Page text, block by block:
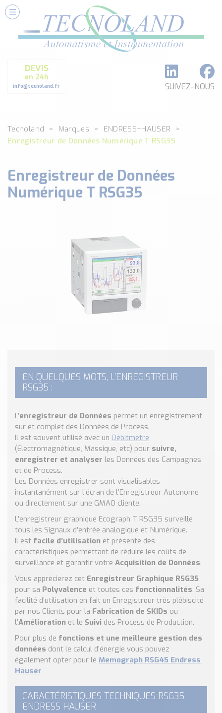
DEVIS
en 24h
info@tecnoland.fr SUIVEZ-NOUS
Nos Services
Conseils et Fourniture
Formation et Assistance
Architecture I-O Link multi fabricants
Classé par catégorie
DEBIT
ANALYSE PHYSICO-CHIMIQUE
SECURITE MACHINE
ENREGISTREUR + ACQUISITION DE DONNEES
ENDRESS+HAUSER
Voir toutes les marques …
Convertisseur de pression
Formulaire Débitmètre
Calculateur maintien en température
Calculateur Chauffage/Liquide/Gaz
Blog
Nos Réalisations
Conseils et Actualités
Catalogue des essentiels pour les brasseries et micro-
brasseries
Contact & Devis
Devis, Tarifs, Renseignements techniques
Tecnoland Marques
ENDRESS+HAUSER
Enregistreur de Données Numérique T RSG35
Enregistreur de Données
Numérique T RSG35
EN QUELQUES MOTS, L’ENREGISTREUR
RSG35 :
L’enregistreur de Données permet un enregistrement
sur et complet des Données de Process.
Il est souvent utilisé avec un Débitmètre
(Électromagnétique, Massique, etc) pour suivre,
enregistrer et analyser les Données des Campagnes
et de Process.
Les Données enregistrer sont visualisables
instantanément sur l’écran de l’Enregistreur Autonome
ou directement sur une GMAO cliente.
L’enregistreur graphique Ecograph T RSG35 surveille
tous les Signaux d’entrée analogique et Numérique.
Il est facile d’utilisation et présente des
caractéristiques permettant de réduire les coûts de
surveillance et garantir votre Acquisition de Données.
Vous apprécierez cet Enregistreur Graphique RSG35
pour sa Polyvalence et toutes ces fonctionnalités. Sa
facilité d’utilisation en fait un Enregistreur très plébiscité
par nos Clients pour la Fabrication de SKIDs ou
l’Amélioration et le Suivi des Process de Production.
Pour plus de fonctions et une meilleure gestion des
données dont le calcul d’énergie vous pouvez
également opter pour le Memograph RSG45 Endress
Hauser
CARACTÉRISTIQUES TECHNIQUES RSG35
ENDRESS HAUSER